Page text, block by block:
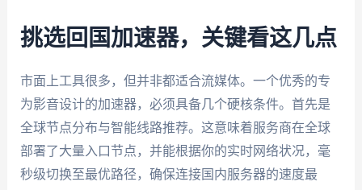
挑选回国加速器，关键看这几点
市面上工具很多，但并非都适合流媒体。一个优秀的专
为影音设计的加速器，必须具备几个硬核条件。首先是
全球节点分布与智能线路推荐。这意味着服务商在全球
部署了大量入口节点，并能根据你的实时网络状况，毫
秒级切换至最优路径，确保连接国内服务器的速度最